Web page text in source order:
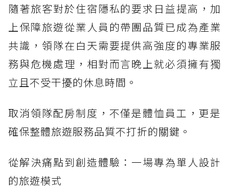
隨著旅客對於住宿隱私的要求日益提高，加
上保障旅遊從業人員的帶團品質已成為產業
共識，領隊在白天需要提供高強度的專業服
務與危機處理，相對而言晚上就必須擁有獨
立且不受干擾的休息時間。
取消領隊配房制度，不僅是體恤員工，更是
確保整體旅遊服務品質不打折的關鍵。
從解決痛點到創造體驗：一場專為單人設計
的旅遊模式